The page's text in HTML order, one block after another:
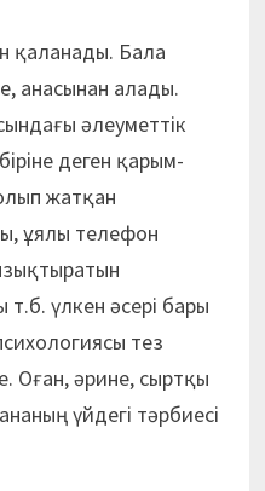
қаланады. Бала
анасынан алады.
әлеуметтік
деген қарым-
жатқан
ұялы телефон
үлкен әсері бары
тез
Оған, әрине, сыртқы
үйдегі тәрбиесі